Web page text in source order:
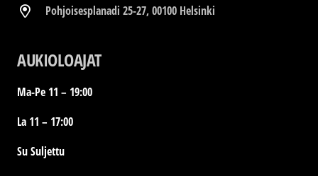
Pohjoisesplanadi 25-27, 00100 Helsinki
AUKIOLOAJAT
Ma-Pe 11 – 19:00
La 11 – 17:00
Su Suljettu